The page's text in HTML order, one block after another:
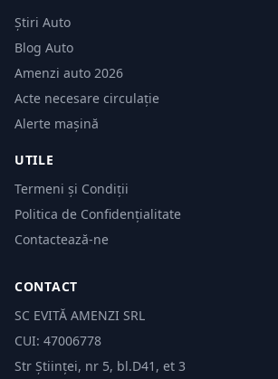
Știri Auto
Blog Auto
Amenzi auto 2026
Acte necesare circulație
Alerte mașină
UTILE
Termeni și Condiții
Politica de Confidențialitate
Contactează-ne
CONTACT
SC EVITĂ AMENZI SRL
CUI: 47006778
Str Științei, nr 5, bl.D41, et 3